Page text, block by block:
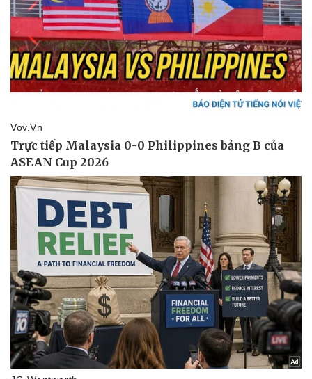
Pháp luật
Vụ án
Tin nóng
Tư vấn luật
Quân sự - Quốc phòng
Vũ khí
Việt Nam
Phân tích